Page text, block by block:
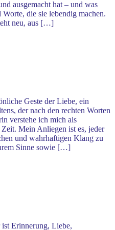
ausgemacht hat – und was
die sie lebendig machen.
neu, aus […]
Geste der Liebe, ein
der nach den rechten Worten
verstehe ich mich als
Mein Anliegen ist es, jeder
und wahrhaftigen Klang zu
Sinne sowie […]
Erinnerung, Liebe,